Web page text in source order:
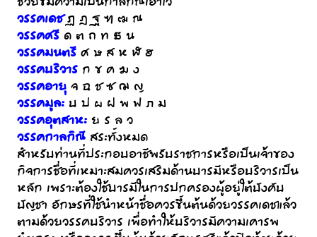
วรรคเดชฏ ฎ ฐ ฑ ฒ ณ
วรรคศรีด ต ถ ท ธ น
วรรคมนตรีศ ษ ส ห ฬ ฮ
วรรคบริวาร ก ข ค ฆ ง
วรรคอายุจ ฉ ช ซ ฌ ญ
วรรคมูละบ ป ผ ฝ พ ฟ ภ ม
วรรคอุตสาหะย ร ล ว
วรรคกาลกิณี สระทั้งหมด
สำหรับท่านที่ประกอบอาชีพรับราชการหรือเป็นเจ้าของ
กิจการชื่อที่เหมาะสมควรเสริมด้านบารมีหรือบริวารเป็น
หลัก เพราะต้องใช้บารมีในการปกครองผู้อยู่ใต้บังคับ
บัญชา อักษรที่ใช้นำหน้าชื่อควรขึ้นต้นด้วยวรรคเดชแล้ว
ตามด้วยวรรคบริวาร เพื่อทำให้บริวารมีความเคารพ